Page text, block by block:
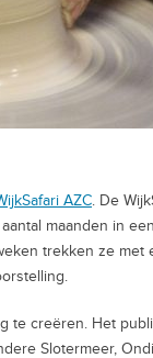
AZC. De
maanden in
trekken ze met
te creëren. Het
Slotermeer,